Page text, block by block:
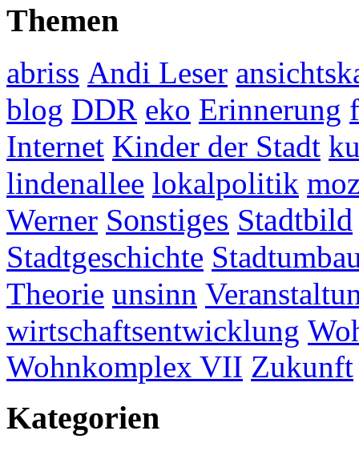
Themen
abriss Andi Leser
blog DDR eko Erinnerung
Internet Kinder der Stadt
lindenallee lokalpolitik
Werner Sonstiges Stadtbild
Stadtgeschichte
Theorie unsinn
wirtschaftsentwicklung
Wohnkomplex VII Zukunft
Kategorien